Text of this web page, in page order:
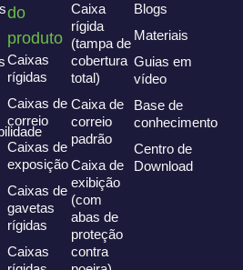
do
produto
Caixas
rígidas
Caixas de
correio
Caixas de
exposição
Caixas de
gavetas
rígidas
Caixas
Caixa
rígida
(tampa de
cobertura
total)
Caixa de
correio
padrão
Caixa de
exibição
(com
abas de
proteção
contra
Blogs
Materiais
Guias em
vídeo
Base de
conhecimento
Centro de
Download